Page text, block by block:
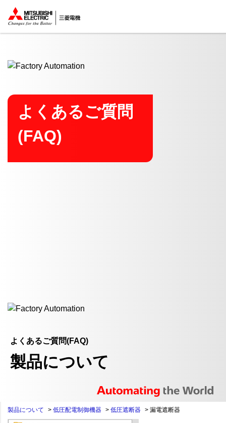
ここから本文
よくあるご質問
(FAQ)
よくあるご質問(FAQ)
製品について
製品について > 低圧配電制御機器 > 低圧遮断器 > 漏電遮断器